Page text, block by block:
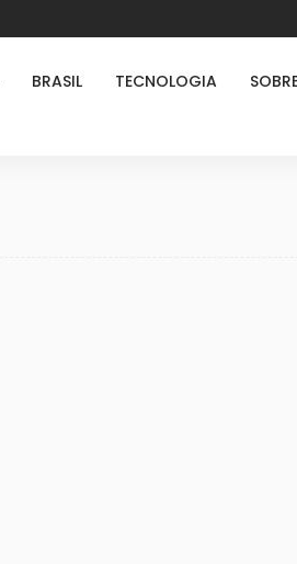
BRASIL TECNOLOGIA